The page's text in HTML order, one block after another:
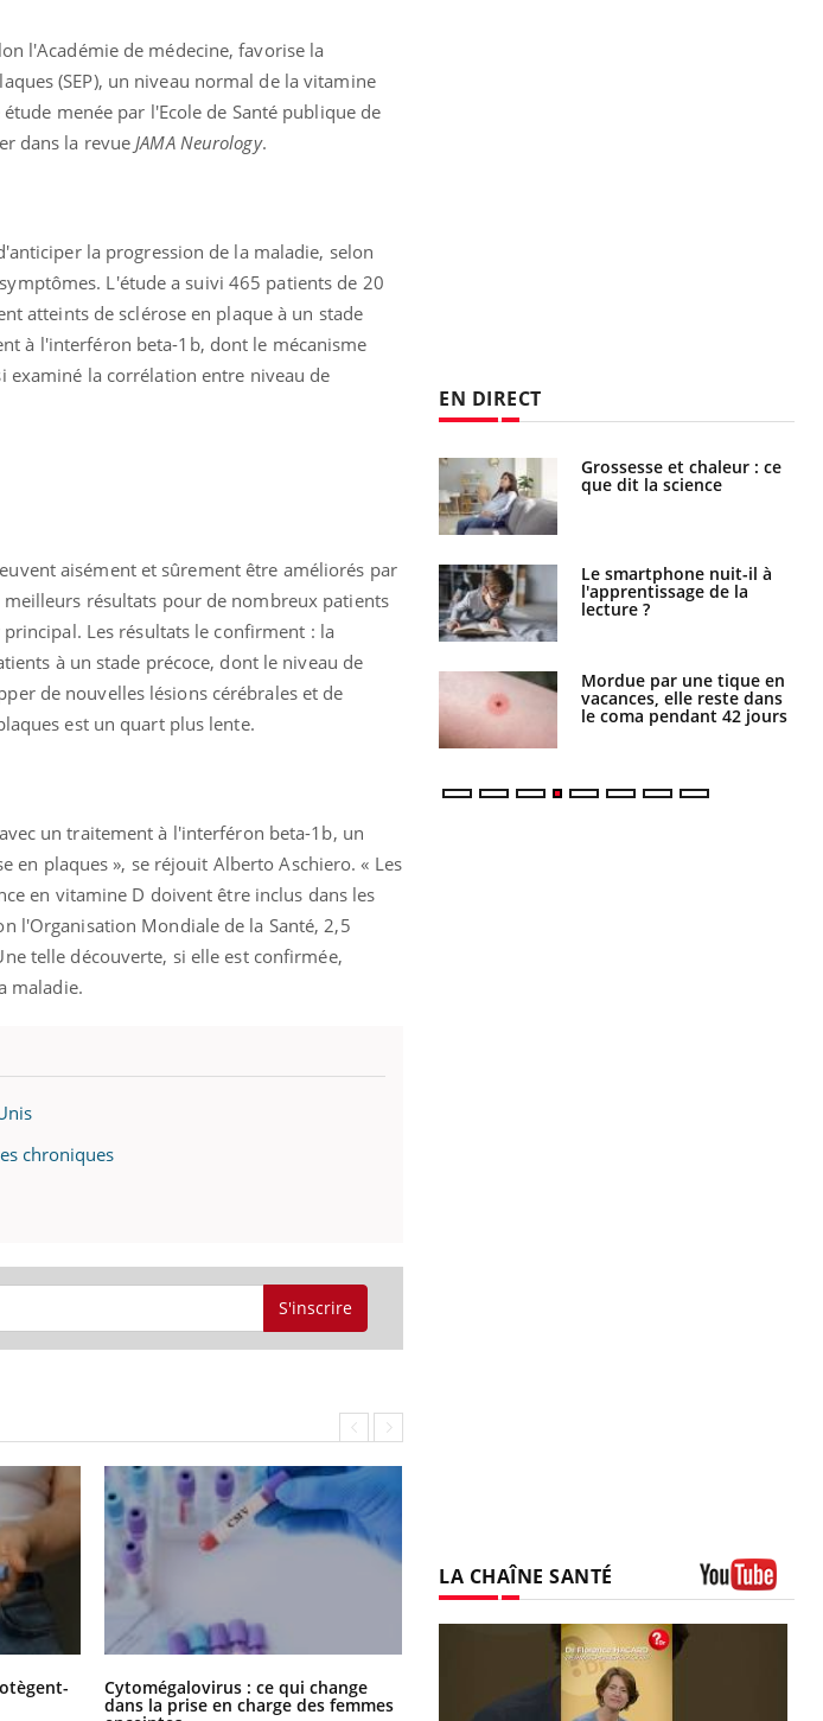
l'Académie de médecine, favorise la
(SEP), un niveau normal de la vitamine
menée par l'Ecole de Santé publique de
dans la revue JAMA Neurology.
la progression de la maladie, selon
L'étude a suivi 465 patients de 20
atteints de sclérose en plaque à un stade
à l'interféron beta-1b, dont le mécanisme
examiné la corrélation entre niveau de
aisément et sûrement être améliorés par
résultats pour de nombreux patients
Les résultats le confirment : la
à un stade précoce, dont le niveau de
de nouvelles lésions cérébrales et de
est un quart plus lente.
un traitement à l'interféron beta-1b, un
en plaques », se réjouit Alberto Aschiero. « Les
en vitamine D doivent être inclus dans les
l'Organisation Mondiale de la Santé, 2,5
telle découverte, si elle est confirmée,
maladie.
chroniques
S'inscrire
Cytomégalovirus : ce qui change
dans la prise en charge des femmes
La sieste empêche-t-elle de dormir
la nuit ?
EN DIRECT
profile-t-
?
Le Viagra pourrait-il
freiner la propagation du
cancer ?
de protéines pourrait
finalement être bénéfique
Grossesse et chaleur : ce
que dit la science
Le smartphone nuit-il à
l'apprentissage de la
lecture ?
Mordue par une tique en
vacances, elle reste dans
le coma pendant 42 jours
LA CHAÎNE SANTÉ